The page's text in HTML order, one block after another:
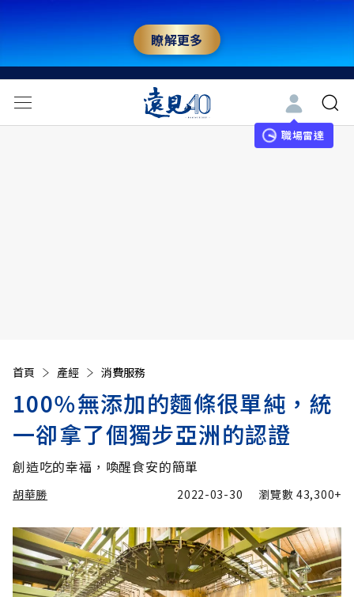
瞭解更多
職場雷達
首頁 產經 消費服務
100％無添加的麵條很單純，統
一卻拿了個獨步亞洲的認證
創造吃的幸福，喚醒食安的簡單
胡華勝 2022-03-30 瀏覽數43,300+